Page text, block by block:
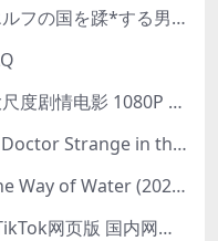
OVA巨*エルフ母娘催*#1エルフの国を蹂*する男。汚された女王と姫
B级文件 B컷 (2022) 韩国大尺度剧情电影 1080P 中字
奇异博士2：疯狂多元宇宙 Doctor Strange in the Multiverse of Madness (2022) 高清版1080p
阿凡达：水之道 Avatar: The Way of Water (2022) 1080p 2k 4k 中文字幕
ProxiTok 开源国际版抖音TikTok网页版 国内网络直连